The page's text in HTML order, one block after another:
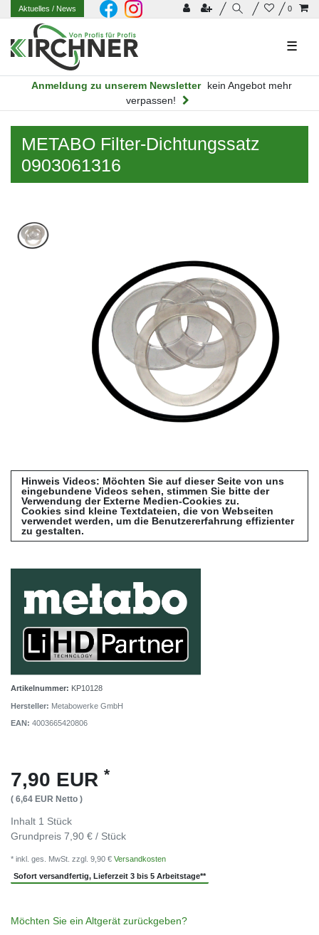
0
Aktuelles/ News
☰
Anmeldung zu unserem Newsletter
kein Angebot mehr
verpassen!
METABO Filter-Dichtungssatz
0903061316
Hinweis Videos: Möchten Sie auf dieser Seite von uns
eingebundene Videos sehen, stimmen Sie bitte der
Verwendung der Externe Medien-Cookies zu.
Cookies sind kleine Textdateien, die von Webseiten
verwendet werden, um die Benutzererfahrung effizienter
zu gestalten.
Artikelnummer: KP10128
Hersteller: Metabowerke GmbH
EAN: 4003665420806
7,90 EUR *
( 6,64 EUR Netto )
Inhalt 1 Stück
Grundpreis 7,90 € / Stück
* inkl. ges. MwSt. zzgl. 9,90 € Versandkosten
Sofort versandfertig, Lieferzeit 3 bis 5 Arbeitstage**
Möchten Sie ein Altgerät zurückgeben?